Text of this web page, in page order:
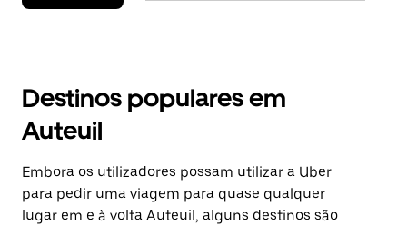
Destinos populares em
Auteuil
Embora os utilizadores possam utilizar a Uber
para pedir uma viagem para quase qualquer
lugar em e à volta Auteuil, alguns destinos são